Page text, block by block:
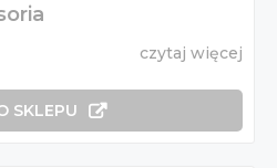
czytaj więcej
SKLEPU